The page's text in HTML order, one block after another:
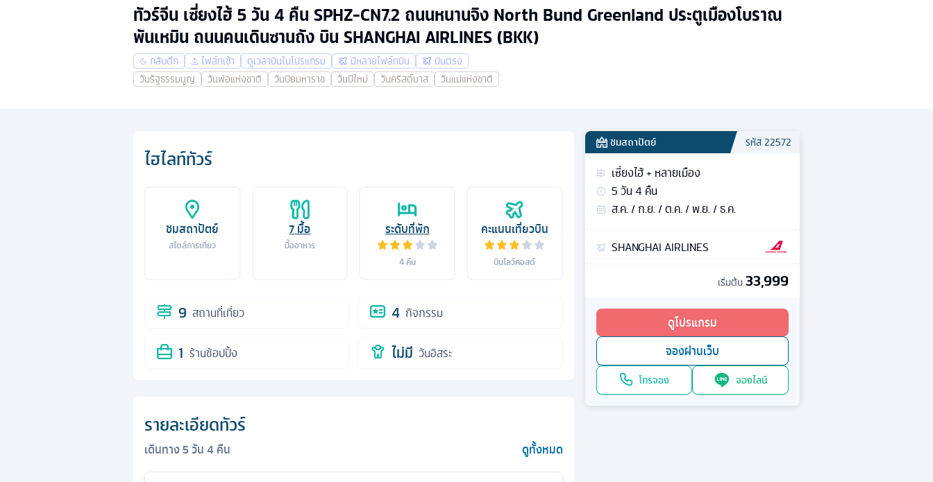
ทัวร์จีน เซี่ยงไฮ้ 5 วัน 4 คืน SPHZ-CN7.2 ถนนหนานจิง North Bund Greenland ประตูเมืองโบราณ
พันเหมิน ถนนคนเดินซานถัง บิน SHANGHAI AIRLINES (BKK)
กลับดึก ไฟล์ทเช้า ดูเวลาบินในโปรแกรม มีหลายไฟล์ทบิน
บินตรง
วันรัฐธรรมนูญ
วันพ่อแห่งชาติ วันปิยมหาราช วันปีใหม่ วันคริสต์มาส วันแม่แห่งชาติ
ไฮไลท์ทัวร์
ชมสถาปัตย์
สไตล์การเที่ยว
7มื้อ
มื้ออาหาร
ระดับที่พัก
4คืน
คะแนนเที่ยวบิน
บินโลว์คอสต์
9 สถานที่เที่ยว 4 กิจกรรม
1 ร้านช้อปปิ้ง ไม่มี วันอิสระ
รายละเอียดทัวร์
เดินทาง5วัน4 คืน ดูทั้งหมด
ชมสถาปัตย์ รหัส22572
เซี่ยงไฮ้ + หลายเมือง
5วัน4 คืน
ส.ค. / ก.ย. / ต.ค. / พ.ย. / ธ.ค.
SHANGHAI AIRLINES
เริ่มต้น 33,999
ดูโปรแกรม
จองผ่านเว็บ
โทรจอง จองไลน์